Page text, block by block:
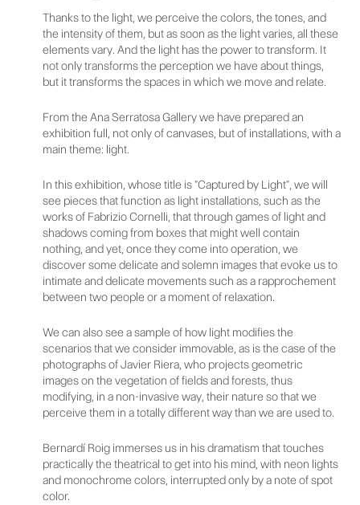
Thanks to the light, we perceive the colors, the tones, and
the intensity of them, but as soon as the light varies, all these
elements vary. And the light has the power to transform. It
not only transforms the perception we have about things,
but it transforms the spaces in which we move and relate.
From the Ana Serratosa Gallery we have prepared an
exhibition full, not only of canvases, but of installations, with a
main theme: light.
In this exhibition, whose title is "Captured by Light", we will
see pieces that function as light installations, such as the
works of Fabrizio Cornelli, that through games of light and
shadows coming from boxes that might well contain
nothing, and yet, once they come into operation, we
discover some delicate and solemn images that evoke us to
intimate and delicate movements such as a rapprochement
between two people or a moment of relaxation.
We can also see a sample of how light modifies the
scenarios that we consider immovable, as is the case of the
photographs of Javier Riera, who projects geometric
images on the vegetation of fields and forests, thus
modifying, in a non-invasive way, their nature so that we
perceive them in a totally different way than we are used to.
Bernardí Roig immerses us in his dramatism that touches
practically the theatrical to get into his mind, with neon lights
and monochrome colors, interrupted only by a note of spot
color.